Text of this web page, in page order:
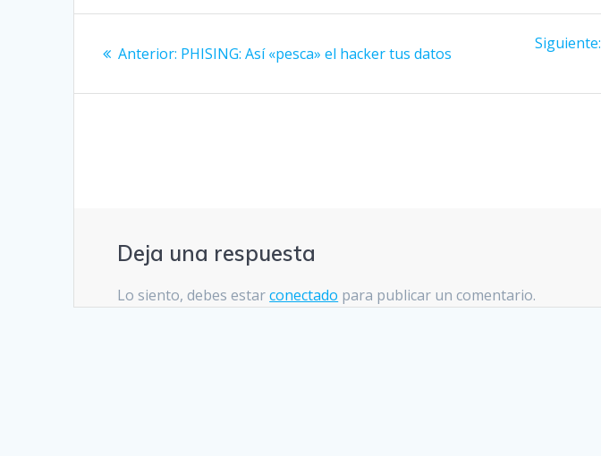
Anterior: PHISING: Así «pesca» el hacker tus datos
Siguiente:
Deja una respuesta
Lo siento, debes estarconectado para publicar un comentario.